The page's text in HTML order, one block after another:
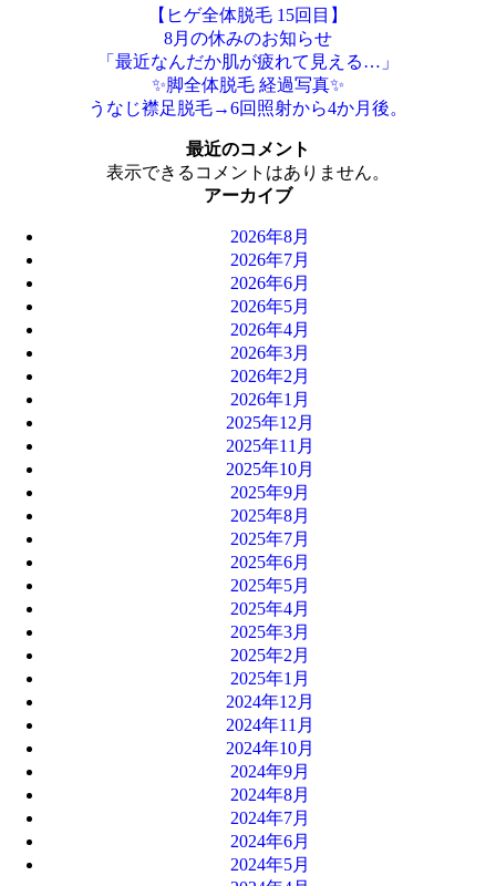
【ヒゲ全体脱毛 15回目】
8月の休みのお知らせ
「最近なんだか肌が疲れて見える…」
✨脚全体脱毛 経過写真✨
うなじ襟足脱毛→6回照射から4か月後。
最近のコメント
表示できるコメントはありません。
アーカイブ
2026年8月
2026年7月
2026年6月
2026年5月
2026年4月
2026年3月
2026年2月
2026年1月
2025年12月
2025年11月
2025年10月
2025年9月
2025年8月
2025年7月
2025年6月
2025年5月
2025年4月
2025年3月
2025年2月
2025年1月
2024年12月
2024年11月
2024年10月
2024年9月
2024年8月
2024年7月
2024年6月
2024年5月